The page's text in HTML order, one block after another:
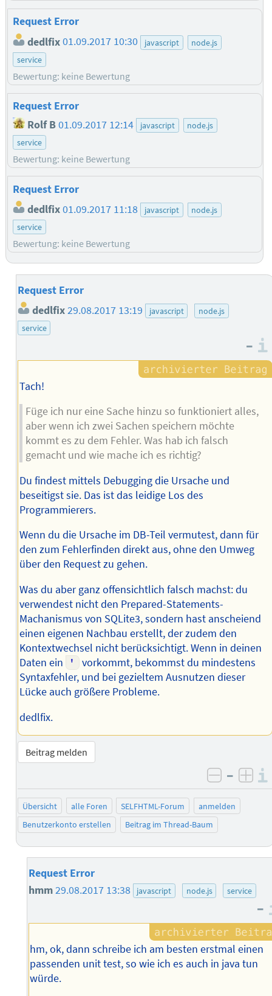
Request Error
dedlfix01.09.2017 10:30 javascript
node.js
service
Bewertung: keine Bewertung
Request Error
Rolf B01.09.2017 12:14 javascript
node.js
service
Bewertung: keine Bewertung
Request Error
dedlfix01.09.2017 11:18 javascript
node.js
service
Bewertung: keine Bewertung
Request Error
dedlfix29.08.2017 13:19 javascript
node.js
service
–
Tach!
Füge ich nur eine Sache hinzu so funktioniert alles,
aber wenn ich zwei Sachen speichern möchte
kommt es zu dem Fehler. Was hab ich falsch
gemacht und wie mache ich es richtig?
Du findest mittels Debugging die Ursache und
beseitigst sie. Das ist das leidige Los des
Programmierers.
Wenn du die Ursache im DB-Teil vermutest, dann für
den zum Fehlerfinden direkt aus, ohne den Umweg
über den Request zu gehen.
Was du aber ganz offensichtlich falsch machst: du
verwendest nicht den Prepared-Statements-
Machanismus von SQLite3, sondern hast anscheiend
einen eigenen Nachbau erstellt, der zudem den
Kontextwechsel nicht berücksichtigt. Wenn in deinen
Daten ein
'
vorkommt, bekommst du mindestens
Syntaxfehler, und bei gezieltem Ausnutzen dieser
Lücke auch größere Probleme.
dedlfix.
Beitrag melden
negativ
–
Übersicht alle Foren SELFHTML-Forum
anmelden
Benutzerkonto erstellen
Beitrag im Thread-Baum
Request Error
hmm29.08.2017 13:38 javascript node.js service
–
hm, ok, dann schreibe ich am besten erstmal einen
passenden unit test, so wie ich es auch in java tun
würde.